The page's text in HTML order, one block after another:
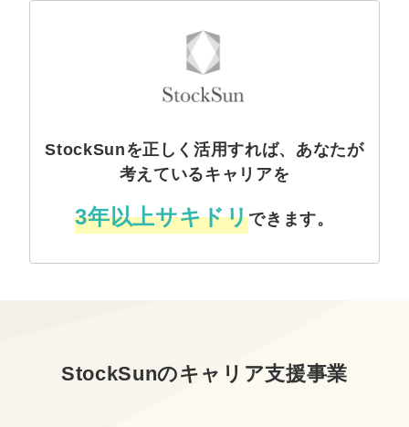
StockSunを正しく活用すれば、あなたが
考えているキャリアを
3年以上サキドリできます。
StockSunのキャリア支援事業